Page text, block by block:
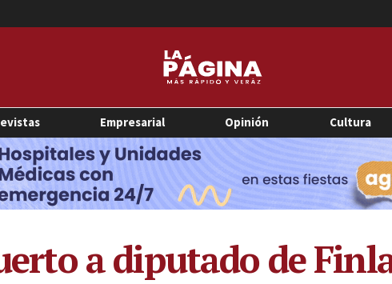
Empresarial Opinión Cultura
a diputado de